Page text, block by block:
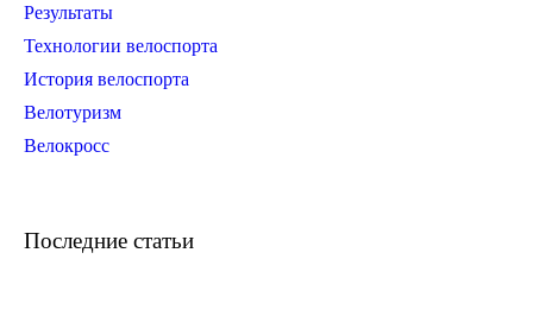
Результаты
Технологии велоспорта
История велоспорта
Велотуризм
Велокросс
Последние статьи